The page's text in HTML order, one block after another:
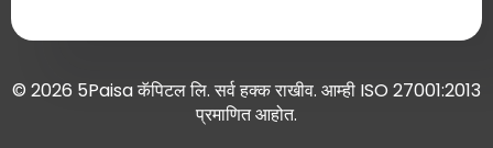
© 2026 5Paisa कॅपिटल लि. सर्व हक्क राखीव. आम्ही ISO 27001:2013
प्रमाणित आहोत.